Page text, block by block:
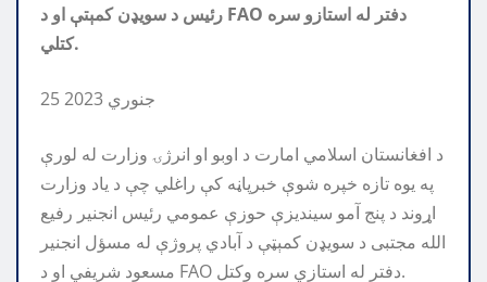
رئيس د سویډن کمېتې او د FAO دفتر له استازو سره
کتلي.
25 جنوري 2023
د افغانستان اسلامي امارت د اوبو او انرژۍ وزارت له لورې
په یوه تازه خپره شوې خبرپاڼه کې راغلي چې د یاد وزارت
اړوند د پنج آمو سیندیزې حوزې عمومي رئيس انجنیر رفیع
الله مجتبی د سویډن کمېټې د آبادي پروژې له مسؤل انجنیر
مسعود شریفي او د FAO دفتر له استازي سره وکتل.